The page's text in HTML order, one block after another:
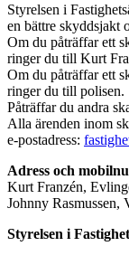
Styrelsen i
en bättre skyddsjakt
Om du påträffar ett
ringer du till Kurt
Om du påträffar ett
ringer du till polisen.
Påträffar du andra
Alla ärenden inom
e-postadress:
Adress och
Kurt Franzén,
Johnny
Styrelsen i